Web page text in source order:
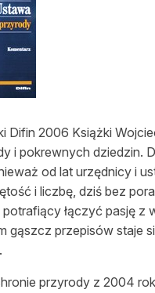
2006 Książki
i pokrewnych dziedzin.
od lat urzędnicy i
i liczbę, dziś bez
łączyć pasję z
gąszcz przepisów staje
przyrody z 2004